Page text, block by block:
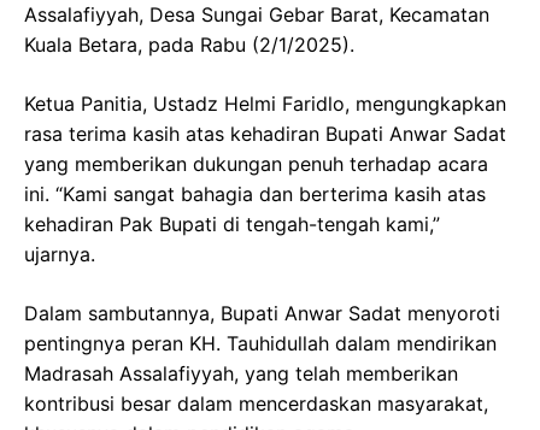
Assalafiyyah, Desa Sungai Gebar Barat, Kecamatan
Kuala Betara, pada Rabu (2/1/2025).
Ketua Panitia, Ustadz Helmi Faridlo, mengungkapkan
rasa terima kasih atas kehadiran Bupati Anwar Sadat
yang memberikan dukungan penuh terhadap acara
ini. “Kami sangat bahagia dan berterima kasih atas
kehadiran Pak Bupati di tengah-tengah kami,”
ujarnya.
Dalam sambutannya, Bupati Anwar Sadat menyoroti
pentingnya peran KH. Tauhidullah dalam mendirikan
Madrasah Assalafiyyah, yang telah memberikan
kontribusi besar dalam mencerdaskan masyarakat,